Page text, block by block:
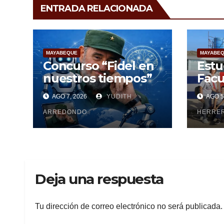
ENTRADA RELACIONADA
MAYABEQUE
Concurso “Fidel en
nuestros tiempos”
AGO 7, 2026 YUDITH
ARREDONDO
AGO
Deja una respuesta
Tu dirección de correo electrónico no será publicada.